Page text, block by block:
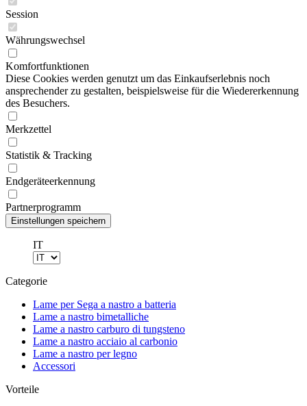
Session
Währungswechsel
Komfortfunktionen
Diese Cookies werden genutzt um das Einkaufserlebnis noch
ansprechender zu gestalten, beispielsweise für die Wiedererkennung
des Besuchers.
Merkzettel
Statistik & Tracking
Endgeräteerkennung
Partnerprogramm
IT
Categorie
Lame per Sega a nastro a batteria
Lame a nastro bimetalliche
Lame a nastro carburo di tungsteno
Lame a nastro acciaio al carbonio
Lame a nastro per legno
Accessori
Vorteile